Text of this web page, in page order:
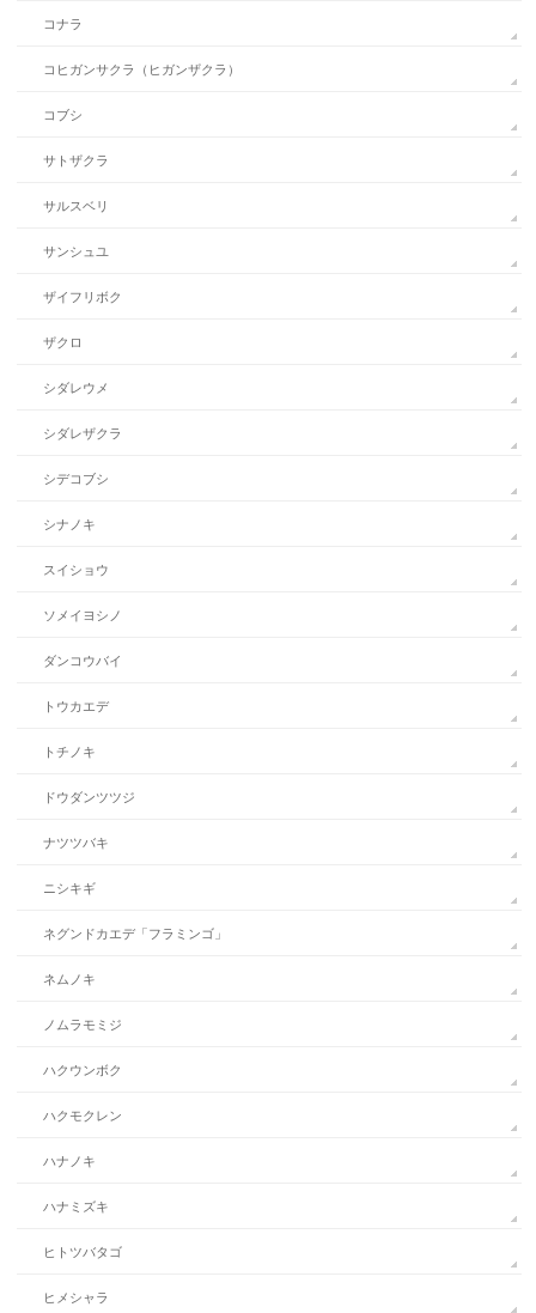
コナラ
コヒガンサクラ（ヒガンザクラ）
コブシ
サトザクラ
サルスベリ
サンシュユ
ザイフリボク
ザクロ
シダレウメ
シダレザクラ
シデコブシ
シナノキ
スイショウ
ソメイヨシノ
ダンコウバイ
トウカエデ
トチノキ
ドウダンツツジ
ナツツバキ
ニシキギ
ネグンドカエデ「フラミンゴ」
ネムノキ
ノムラモミジ
ハクウンボク
ハクモクレン
ハナノキ
ハナミズキ
ヒトツバタゴ
ヒメシャラ